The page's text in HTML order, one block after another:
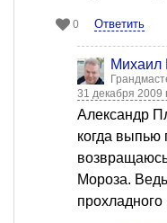
0 Ответить
Михаил
31 декабря 2009
Александр
когда выпью
Мороза.
прохладного